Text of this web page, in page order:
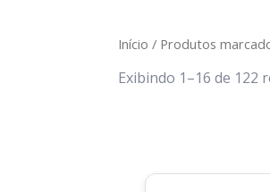
Início / Produtos
Exibindo 1–16 de 122